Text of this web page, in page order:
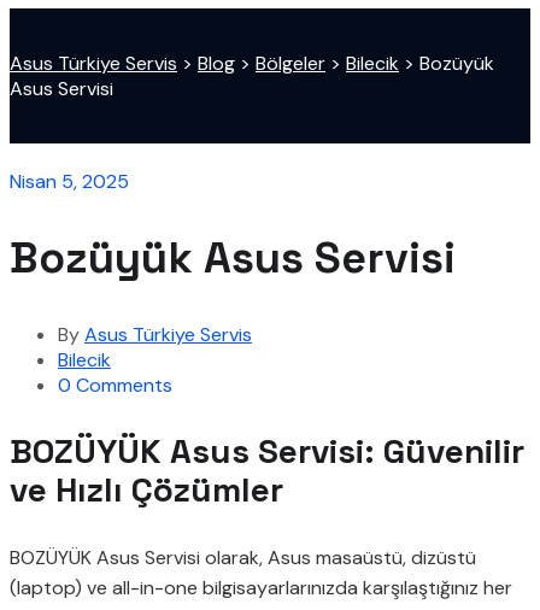
Asus Türkiye Servis > Blog > Bölgeler > Bilecik > Bozüyük
Asus Servisi
Nisan 5, 2025
Bozüyük Asus Servisi
ByAsus Türkiye Servis
Bilecik
0 Comments
BOZÜYÜK Asus Servisi: Güvenilir
ve Hızlı Çözümler
BOZÜYÜK Asus Servisi olarak, Asus masaüstü, dizüstü
(laptop) ve all-in-one bilgisayarlarınızda karşılaştığınız her